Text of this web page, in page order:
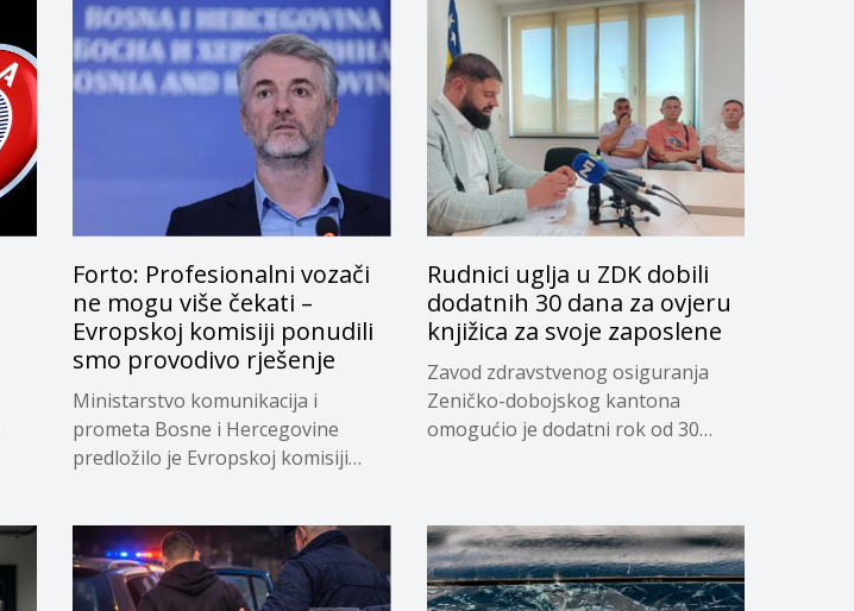
Forto: Profesionalni vozači
ne mogu više čekati –
Evropskoj komisiji ponudili
smo provodivo rješenje
Ministarstvo komunikacija i
prometa Bosne i Hercegovine
predložilo je Evropskoj komisiji
Rudnici uglja u ZDK dobili
dodatnih 30 dana za ovjeru
knjižica za svoje zaposlene
Zavod zdravstvenog osiguranja
Zeničko-dobojskog kantona
omogućio je dodatni rok od 30